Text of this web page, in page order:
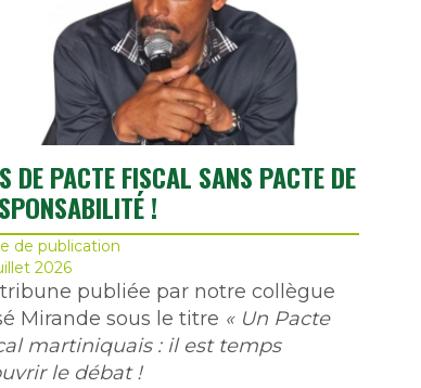
DE PACTE FISCAL SANS PACTE DE
!
de publication
2026
publiée par notre collègue
Mirande sous le titre « Un Pacte
martiniquais : il est temps
le débat !